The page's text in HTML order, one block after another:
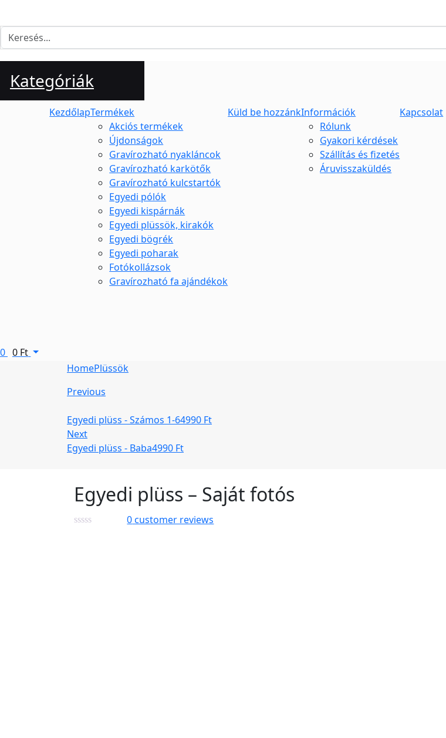
Kategóriák
KezdőlapTermékek
Akciós termékek
Újdonságok
Gravírozható nyakláncok
Gravírozható karkötők
Gravírozható kulcstartók
Egyedi pólók
Egyedi kispárnák
Egyedi plüssök, kirakók
Egyedi bögrék
Egyedi poharak
Fotókollázsok
Gravírozható fa ajándékok
Küld be hozzánkInformációk
Rólunk
Gyakori kérdések
Szállítás és fizetés
Áruvisszaküldés
Kapcsolat
0 0 Ft
HomePlüssök
Previous
Egyedi plüss - Számos 1-64990 Ft
Next
Egyedi plüss - Baba4990 Ft
Egyedi plüss – Saját fotós
0customer reviews